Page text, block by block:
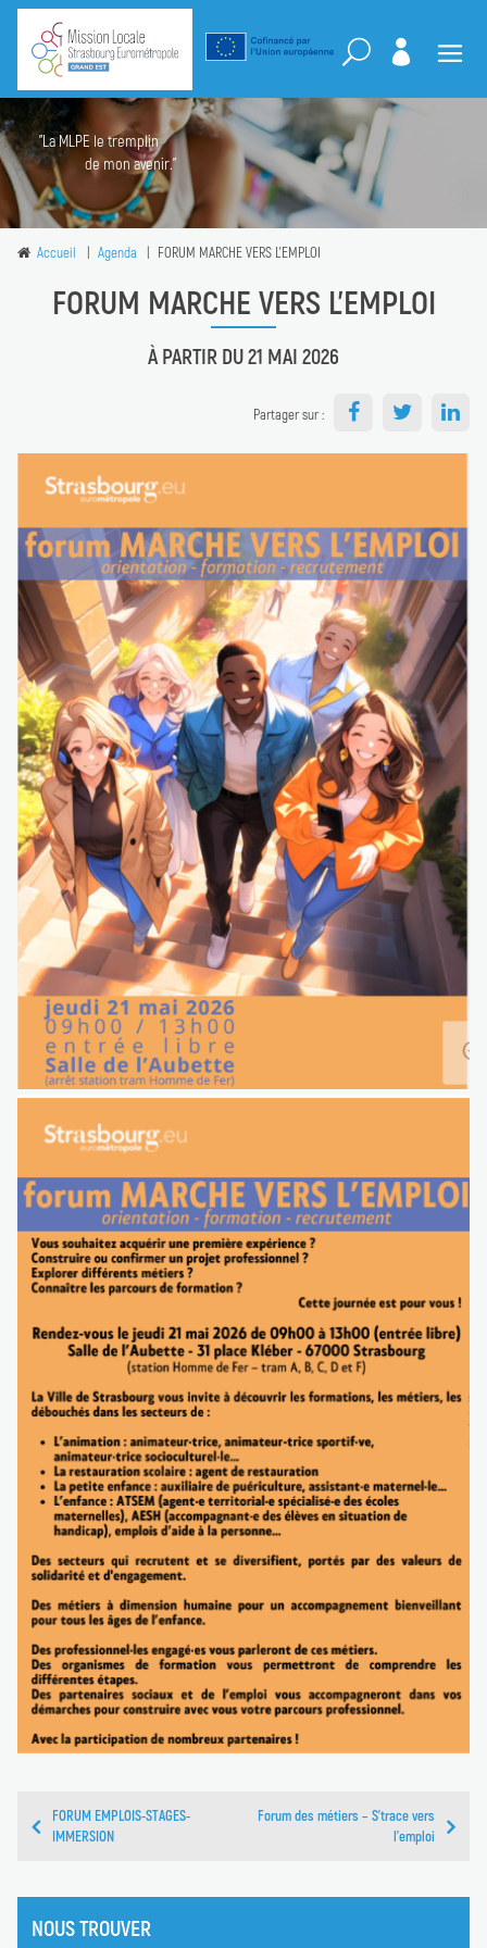
"La MLPE le tremplin
de mon avenir."
Accueil Agenda FORUM MARCHE VERS L'EMPLOI
FORUM MARCHE VERS L'EMPLOI
À PARTIR DU 21 MAI 2026
Partager sur :
FORUM EMPLOIS-STAGES-
IMMERSION
Forum des métiers – S’trace vers
l’emploi
NOUS TROUVER